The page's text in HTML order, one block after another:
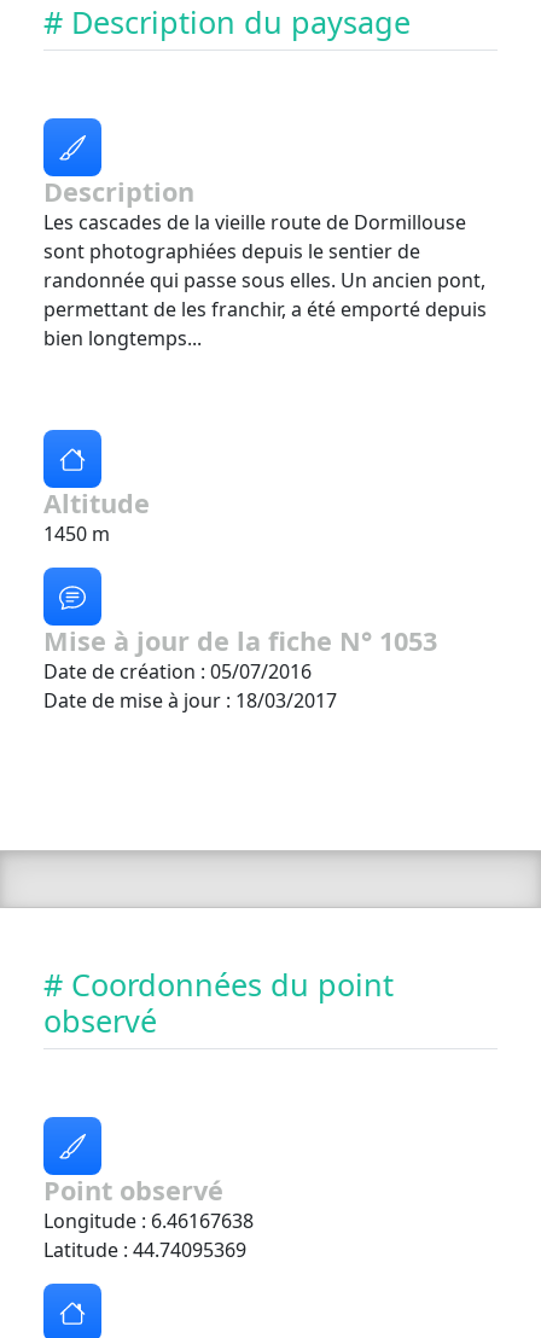
# Description du paysage
Description
Les cascades de la vieille route de Dormillouse
sont photographiées depuis le sentier de
randonnée qui passe sous elles. Un ancien pont,
permettant de les franchir, a été emporté depuis
bien longtemps...
Altitude
1450 m
Mise à jour de la fiche N° 1053
Date de création : 05/07/2016
Date de mise à jour : 18/03/2017
# Coordonnées du point
observé
Point observé
Longitude : 6.46167638
Latitude : 44.74095369